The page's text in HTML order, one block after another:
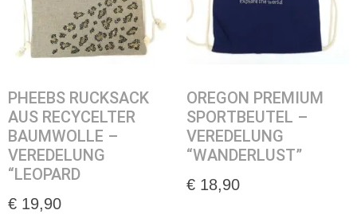
PHEEBS RUCKSACK
AUS RECYCELTER
BAUMWOLLE –
VEREDELUNG
“LEOPARD
€ 19,90
OREGON PREMIUM
SPORTBEUTEL –
VEREDELUNG
“WANDERLUST”
€ 18,90